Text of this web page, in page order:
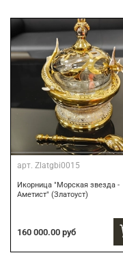
арт. Zlatgbi0015
Икорница "Морская звезда -
Аметист" (Златоуст)
160 000.00 руб